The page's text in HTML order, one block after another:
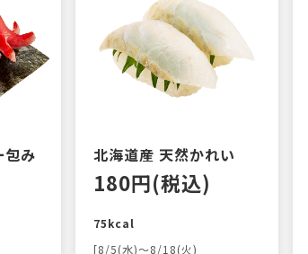
包み 北海道産 天然かれい
180円(税込)
75kcal
[8/5(水)～8/18(火)